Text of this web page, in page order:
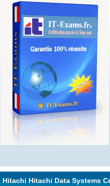
Hitachi Hitachi Data Systems